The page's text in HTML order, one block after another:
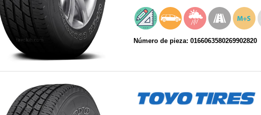
Número de pieza: 0166063580269902820